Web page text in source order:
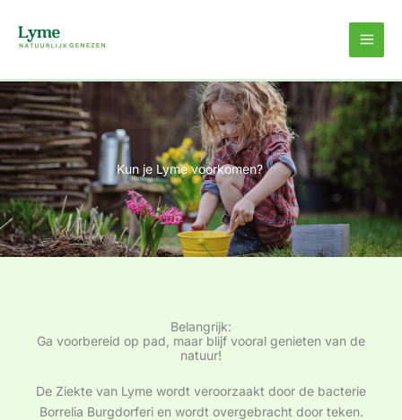
naar
Kun je Lyme voorkomen?
Belangrijk:
Ga voorbereid op pad, maar blijf vooral genieten van de
natuur!
De Ziekte van Lyme wordt veroorzaakt door de bacterie
Borrelia Burgdorferi en wordt overgebracht door teken.